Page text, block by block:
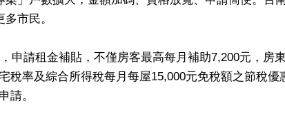
市民。
申請租金補貼，不僅房客最高每月補助7,200元，房
稅率及綜合所得稅每月每屋15,000元免稅額之節稅優
請。